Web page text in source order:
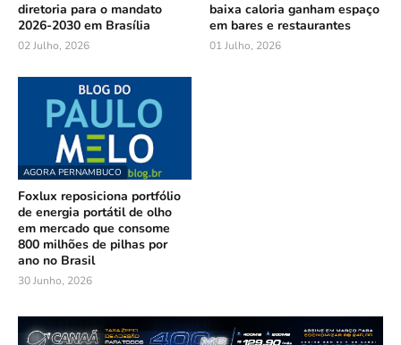
diretoria para o mandato
2026-2030 em Brasília
02 Julho, 2026
baixa caloria ganham espaço
em bares e restaurantes
01 Julho, 2026
AGORA PERNAMBUCO
Foxlux reposiciona portfólio
de energia portátil de olho
em mercado que consome
800 milhões de pilhas por
ano no Brasil
30 Junho, 2026